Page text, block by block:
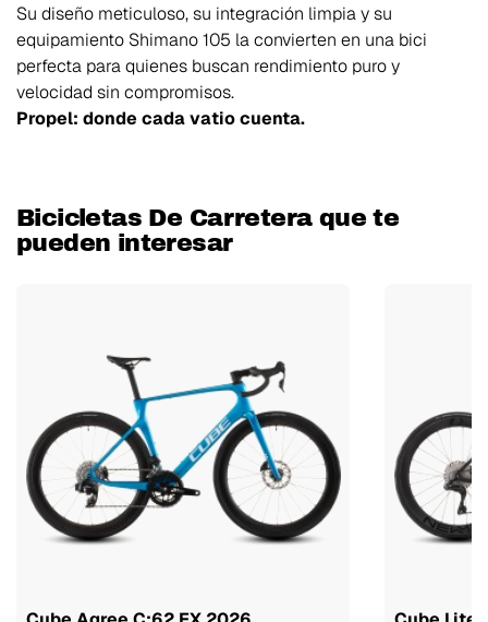
Su diseño meticuloso, su integración limpia y su
equipamiento Shimano 105 la convierten en una bici
perfecta para quienes buscan rendimiento puro y
velocidad sin compromisos.
Propel: donde cada vatio cuenta.
Bicicletas De Carretera que te
pueden interesar